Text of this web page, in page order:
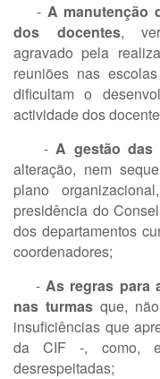
- A manutenção
dos docentes,
agravado pela
reuniões nas
dificultam o
actividade dos
-A gestão das
alteração, nem
plano
presidência do
dos departamentos
coordenadores;
-As regras para
nas turmas que,
insuficiências que
da CIF -, como,
desrespeitadas;